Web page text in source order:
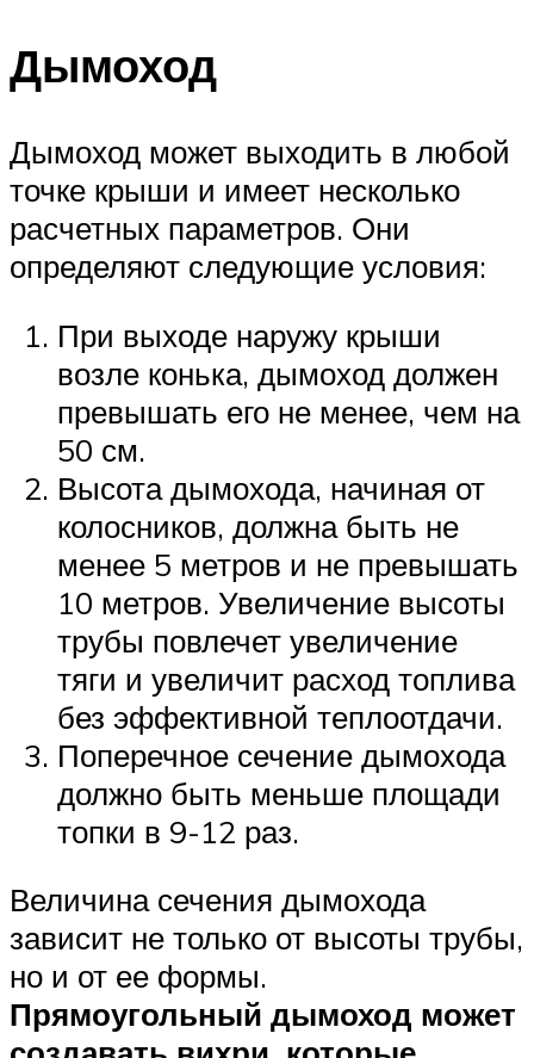
Дымоход
Дымоход может выходить в любой
точке крыши и имеет несколько
расчетных параметров. Они
определяют следующие условия:
При выходе наружу крыши
возле конька, дымоход должен
превышать его не менее, чем на
50 см.
Высота дымохода, начиная от
колосников, должна быть не
менее 5 метров и не превышать
10 метров. Увеличение высоты
трубы повлечет увеличение
тяги и увеличит расход топлива
без эффективной теплоотдачи.
Поперечное сечение дымохода
должно быть меньше площади
топки в 9-12 раз.
Величина сечения дымохода
зависит не только от высоты трубы,
но и от ее формы.
Прямоугольный дымоход может